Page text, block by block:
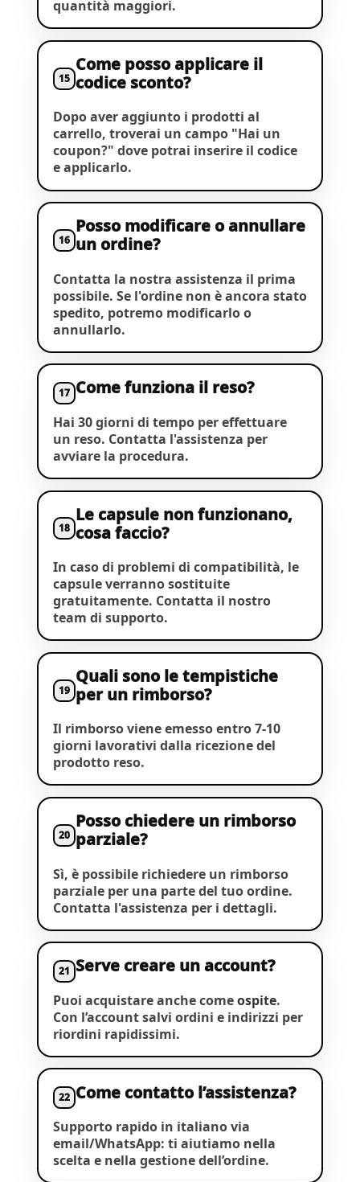
quantità maggiori.
15
Come posso applicare il
codice sconto?
Dopo aver aggiunto i prodotti al
carrello, troverai un campo "Hai un
coupon?" dove potrai inserire il codice
e applicarlo.
16
Posso modificare o annullare
un ordine?
Contatta la nostra assistenza il prima
possibile. Se l'ordine non è ancora stato
spedito, potremo modificarlo o
annullarlo.
17 Come funziona il reso?
Hai 30 giorni di tempo per effettuare
un reso. Contatta l'assistenza per
avviare la procedura.
18
Le capsule non funzionano,
cosa faccio?
In caso di problemi di compatibilità, le
capsule verranno sostituite
gratuitamente. Contatta il nostro
team di supporto.
19
Quali sono le tempistiche
per un rimborso?
Il rimborso viene emesso entro 7-10
giorni lavorativi dalla ricezione del
prodotto reso.
20
Posso chiedere un rimborso
parziale?
Sì, è possibile richiedere un rimborso
parziale per una parte del tuo ordine.
Contatta l'assistenza per i dettagli.
21 Serve creare un account?
Puoi acquistare anche comeospite.
Con l’account salvi ordini e indirizzi per
riordini rapidissimi.
22 Come contatto l’assistenza?
Supporto rapido in italiano via
email/WhatsApp: ti aiutiamo nella
scelta e nella gestione dell’ordine.